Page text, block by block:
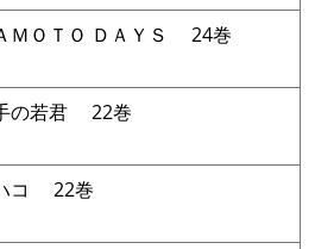
ＭＯＴＯ ＤＡＹＳ 24巻
の若君 22巻
コ 22巻